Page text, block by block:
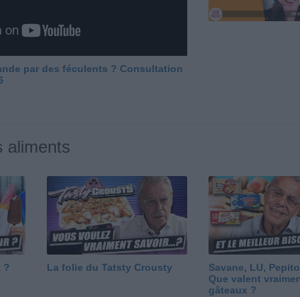
par des féculents ? Consultation
aliments
?
La folie du Tatsty Crousty
Savane, LU,
Que valent
gâteaux ?